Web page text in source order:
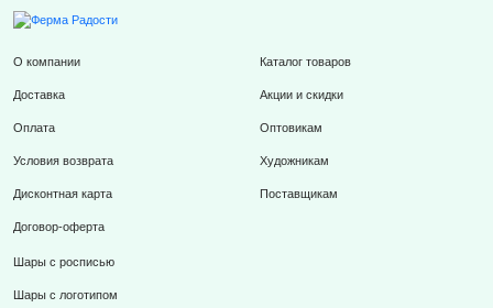
О компании
Доставка
Оплата
Условия возврата
Дисконтная карта
Договор-оферта
Каталог товаров
Акции и скидки
Оптовикам
Художникам
Поставщикам
Шары с росписью
Шары с логотипом